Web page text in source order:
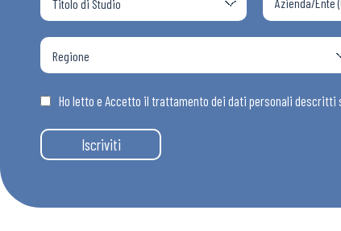
Ho letto e Accetto il trattamento dei dati personali descritti
Iscriviti